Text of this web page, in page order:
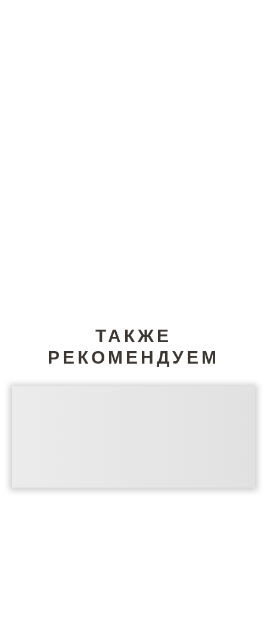
ТАКЖЕ
РЕКОМЕНДУЕМ